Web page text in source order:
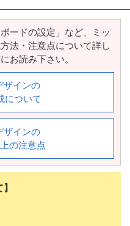
ードの設定」など、ミッ
法・注意点について詳し
お読み下さい。
ザインの
について
ザインの
の注意点